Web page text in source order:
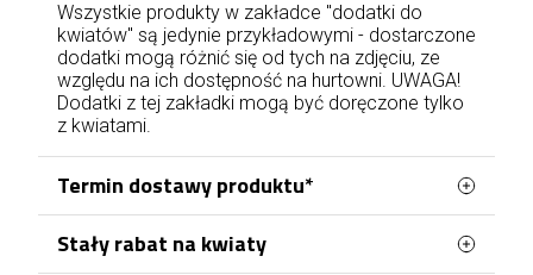
Wszystkie produkty w zakładce "dodatki do
kwiatów" są jedynie przykładowymi - dostarczone
dodatki mogą różnić się od tych na zdjęciu, ze
względu na ich dostępność na hurtowni. UWAGA!
Dodatki z tej zakładki mogą być doręczone tylko
z kwiatami.
Termin dostawy produktu*
Zamówienia kwiatowe w Jastrzębiu-Zdroju
Stały rabat na kwiaty